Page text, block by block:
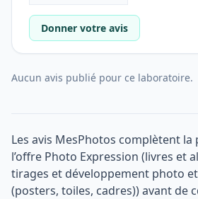
Donner votre avis
Aucun avis publié pour ce laboratoire.
Les avis MesPhotos complètent
l’offre Photo Expression (livres et
tirages et développement photo
(posters, toiles, cadres)) avant de